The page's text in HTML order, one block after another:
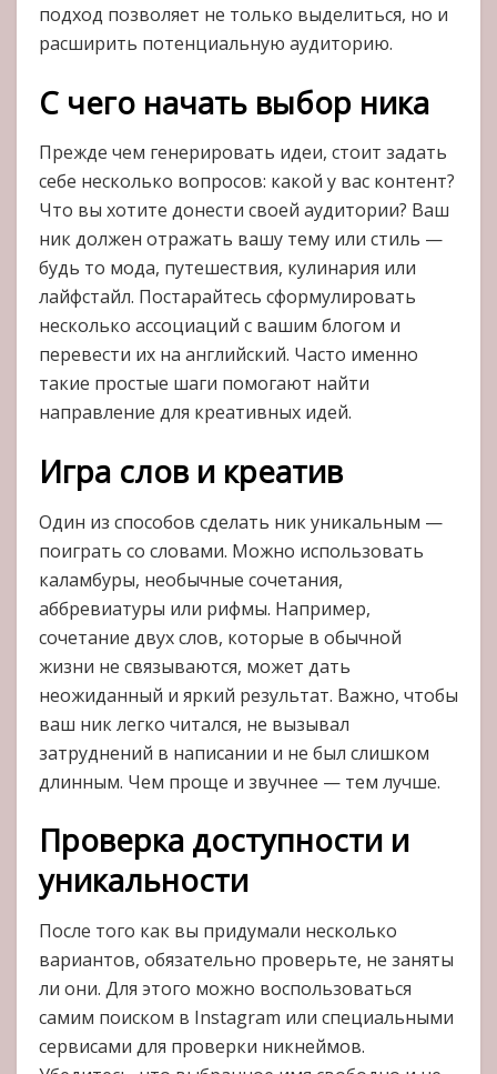
подход позволяет не только выделиться, но и
расширить потенциальную аудиторию.
С чего начать выбор ника
Прежде чем генерировать идеи, стоит задать
себе несколько вопросов: какой у вас контент?
Что вы хотите донести своей аудитории? Ваш
ник должен отражать вашу тему или стиль —
будь то мода, путешествия, кулинария или
лайфстайл. Постарайтесь сформулировать
несколько ассоциаций с вашим блогом и
перевести их на английский. Часто именно
такие простые шаги помогают найти
направление для креативных идей.
Игра слов и креатив
Один из способов сделать ник уникальным —
поиграть со словами. Можно использовать
каламбуры, необычные сочетания,
аббревиатуры или рифмы. Например,
сочетание двух слов, которые в обычной
жизни не связываются, может дать
неожиданный и яркий результат. Важно, чтобы
ваш ник легко читался, не вызывал
затруднений в написании и не был слишком
длинным. Чем проще и звучнее — тем лучше.
Проверка доступности и
уникальности
После того как вы придумали несколько
вариантов, обязательно проверьте, не заняты
ли они. Для этого можно воспользоваться
самим поиском в Instagram или специальными
сервисами для проверки никнеймов.